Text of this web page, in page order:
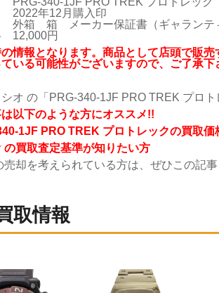
2022年12月購入印
外箱 箱 メーカー保証書（ギャランテ
12,000円
情報となります。商品として店頭で販
いる可能性がございますので、ご了承下
オ の「PRG-340-1JF PRO TREK プロト
以下のような方にオススメ!!
1JF PRO TREK プロトレックの買取
の買取査定基準が知りたい方
売却を考えられている方は、ぜひこの記
取情報